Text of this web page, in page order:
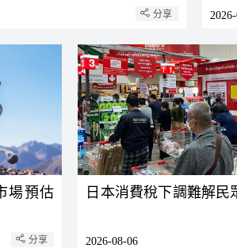
分享
分享
日本消費稅下調難解民
2026-08-06